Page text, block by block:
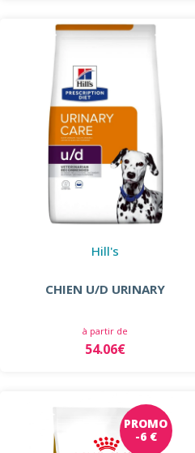
Hill's
CHIEN U/D URINARY
à partir de
54.06€
PROMO
-6 €